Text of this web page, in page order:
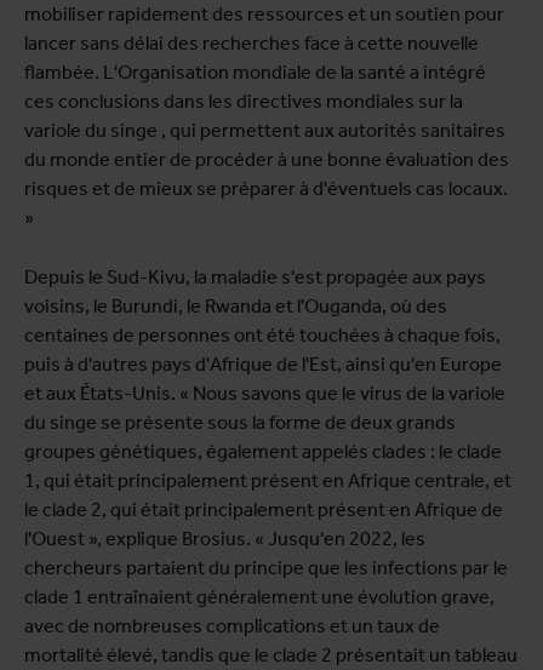
mobiliser rapidement des ressources et un soutien pour
lancer sans délai des recherches face à cette nouvelle
flambée. L'Organisation mondiale de la santé a intégré
ces conclusions dans les directives mondiales sur la
variole du singe , qui permettent aux autorités sanitaires
du monde entier de procéder à une bonne évaluation des
risques et de mieux se préparer à d'éventuels cas locaux.
»
Depuis le Sud-Kivu, la maladie s'est propagée aux pays
voisins, le Burundi, le Rwanda et l'Ouganda, où des
centaines de personnes ont été touchées à chaque fois,
puis à d'autres pays d'Afrique de l'Est, ainsi qu'en Europe
et aux États-Unis. « Nous savons que le virus de la variole
du singe se présente sous la forme de deux grands
groupes génétiques, également appelés clades : le clade
1, qui était principalement présent en Afrique centrale, et
le clade 2, qui était principalement présent en Afrique de
l'Ouest », explique Brosius. « Jusqu'en 2022, les
chercheurs partaient du principe que les infections par le
clade 1 entraînaient généralement une évolution grave,
avec de nombreuses complications et un taux de
mortalité élevé, tandis que le clade 2 présentait un tableau